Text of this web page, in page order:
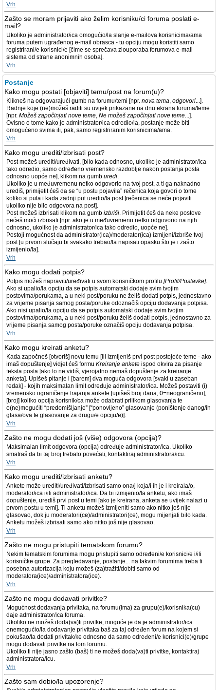
Vrh
Zašto se moram prijaviti ako želim korisniku/ci foruma poslati e-
mail?
Ukoliko je administrator/ica omogućio/la slanje e-mailova korisnicima/ama
foruma putem ugrađenog e-mail obrasca - tu opciju mogu koristiti samo
registrirani/e korisnici/e [čime se sprečava zlouporaba forumova e-mail
sistema od strane anonimnih osoba].
Vrh
Postanje
Kako mogu postati [objaviti] temu/post na forum(u)?
Klikneš na odgovarajući gumb na forumu/temi [npr. nova tema, odgovori...].
Radnje koje (ne)možeš raditi su uvijek prikazane na dnu ekrana foruma/teme
[npr. Možeš započinjati nove teme, Ne možeš započinjati nove teme...].
Ovisno o tome kako je administrator/ica odredio/la, postanje može biti
omogućeno svima ili, pak, samo registriranim korisnicima/ama.
Vrh
Kako mogu urediti/izbrisati post?
Post možeš urediti/uređivati, [bilo kada odnosno, ukoliko je administrator/ica
tako odredio, samo određeno vremensko razdoblje nakon postanja posta
odnosno uopće ne], klikom na gumb uredi.
Ukoliko je u međuvremenu netko odgovorio na tvoj post, a ti ga naknadno
urediš, primijetit ćeš da se “u postu pojavila” rečenica koja govori o tome
koliko si puta i kada zadnji put uredio/la post [rečenica se neće pojaviti
ukoliko nije bilo odgovora na post].
Post možeš izbrisati klikom na gumb izbriši. Primijetit ćeš da neke postove
nećeš moći izbrisati [npr. ako je u međuvremenu netko odgovorio na njih
odnosno, ukoliko je administrator/ica tako odredio, uopće ne].
Postoji mogućnost da administrator(ica)/moderator(ica) izmijeni/izbriše tvoj
post [u prvom slučaju bi svakako trebao/la napisati opasku što je i zašto
izmijenio/la].
Vrh
Kako mogu dodati potpis?
Potpis možeš napraviti/uređivati u svom korisničkom profilu [Profil/Postavke].
Ako si upalio/la opciju da se potpis automatski dodaje svim tvojim
postovima/porukama, a u neki post/poruku ne želiš dodati potpis, jednostavno
za vrijeme pisanja samog posta/poruke odoznačiš opciju dodavanja potpisa.
Ako nisi upalio/la opciju da se potpis automatski dodaje svim tvojim
postovima/porukama, a u neki post/poruku želiš dodati potpis, jednostavno za
vrijeme pisanja samog posta/poruke označiš opciju dodavanja potpisa.
Vrh
Kako mogu kreirati anketu?
Kada započneš [otvoriš] novu temu [ili izmijeniš prvi post postojeće teme - ako
imaš dopuštenje] vidjet ćeš formu Kreiranje ankete ispod okvira za pisanje
teksta posta [ako to ne vidiš, vjerojatno nemaš dopuštenje za kreiranje
anketa]. Upišeš pitanje i [barem] dva moguća odgovora [svaki u zaseban
redak] - kojih maksimalan limit određuje administrator/ica. Možeš postaviti (i)
vremensko ograničenje trajanja ankete [upišeš broj dana; 0=neograničeno],
[broj] koliko opcija korisnik/ca može odabrati prilikom glasovanja te
o(ne)mogućiti “predomišljanje” [“ponovljeno” glasovanje (poništenje danog/ih
glasa/ova te glasovanje za drugu/e opciju/e)].
Vrh
Zašto ne mogu dodati još (više) odgovora (opcija)?
Maksimalan limit odgovora (opcija) određuje administrator/ica. Ukoliko
smatraš da bi taj broj trebalo povećati, kontaktiraj administratora/icu.
Vrh
Kako mogu urediti/izbrisati anketu?
Ankete može urediti/uređivati/izbrisati samo ona/j koja/i ih je i kreirala/o,
moderator/ica i/ili administrator/ica. Da bi izmijenio/la anketu, ako imaš
dopuštenje, urediš prvi post u temi [ako je kreirana, anketa se uvijek nalazi u
prvom postu u temi]. Ti anketu možeš izmijeniti samo ako nitko još nije
glasovao, dok ju moderatori(ce)/administratori(ce), mogu mijenjati bilo kada.
Anketu možeš izbrisati samo ako nitko još nije glasovao.
Vrh
Zašto ne mogu pristupiti tematskom forumu?
Nekim tematskim forumima mogu pristupiti samo određeni/e korisnici/e i/ili
korisničke grupe. Za pregledavanje, postanje... na takvim forumima treba ti
posebna autorizacija koju možeš (za)tražiti/dobiti samo od
moderatora(ice)/administratora(ice).
Vrh
Zašto ne mogu dodavati privitke?
Mogućnost dodavanja privitaka, na forumu(ima) za grupu(e)/korisnika(cu)
daje administrator/ica foruma.
Ukoliko ne možeš doda(va)ti privitke, moguće je da je administrator/ica
onemogućio/la dodavanje privitaka baš za taj određen forum na kojem si
pokušao/la dodati privitak/ke odnosno da samo određeni/e korisnici(e)/grupe
mogu dodavati privitke na tom forumu.
Ukoliko ti nije jasno zašto (baš) ti ne možeš doda(va)ti privitke, kontaktiraj
administratora/icu.
Vrh
Zašto sam dobio/la upozorenje?